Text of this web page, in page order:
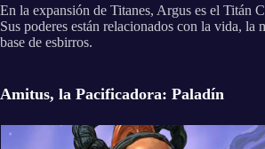
En la expansión de Titanes, Argus es el Titán
Sus poderes están relacionados con la vida, la
base de esbirros.
Amitus, la Pacificadora: Paladín